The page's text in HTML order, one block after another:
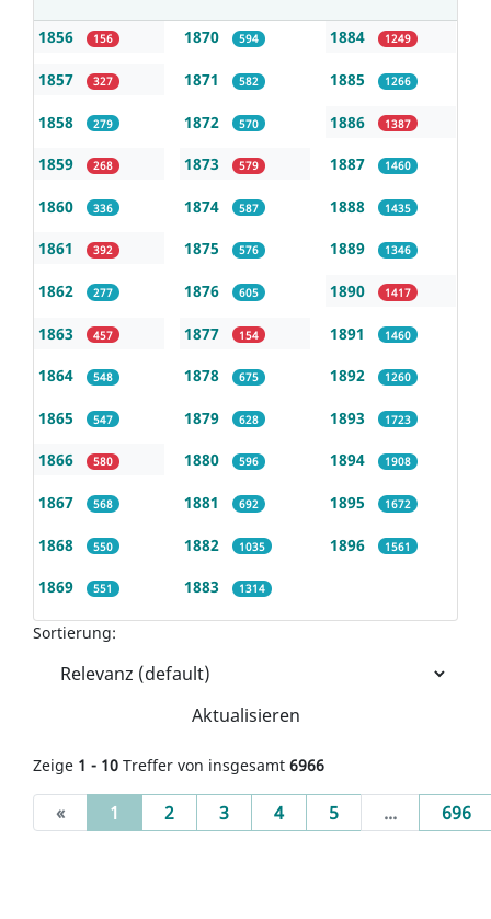
1856 156
1857 327
1858 279
1859 268
1860 336
1861 392
1862 277
1863 457
1864 548
1865 547
1866 580
1867 568
1868 550
1869 551
1870 594
1871 582
1872 570
1873 579
1874 587
1875 576
1876 605
1877 154
1878 675
1879 628
1880 596
1881 692
1882 1035
1883 1314
1884 1249
1885 1266
1886 1387
1887 1460
1888 1435
1889 1346
1890 1417
1891 1460
1892 1260
1893 1723
1894 1908
1895 1672
1896 1561
Sortierung:
Aktualisieren
Zeige 1 - 10 Treffer von insgesamt 6966
« 1 (current)
2 3 4 5 ... 696